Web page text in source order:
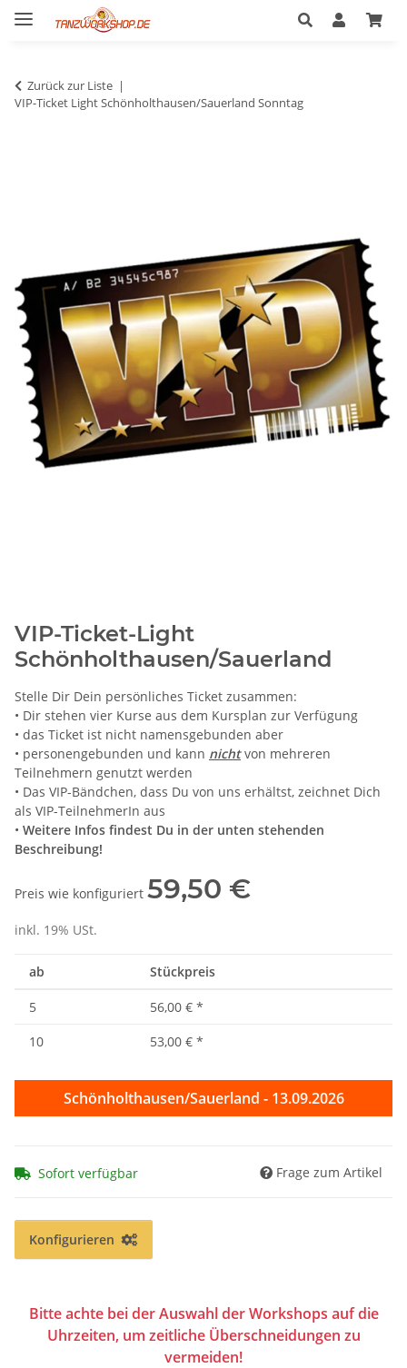
Zurück zur Liste
VIP-Ticket Light Schönholthausen/Sauerland Sonntag
VIP-Ticket-Light
Schönholthausen/Sauerland
Stelle Dir Dein persönliches Ticket zusammen:
• Dir stehen vier Kurse aus dem Kursplan zur Verfügung
• das Ticket ist nicht namensgebunden aber
• personengebunden und kann nichtvon mehreren
Teilnehmern genutzt werden
• Das VIP-Bändchen, dass Du von uns erhältst, zeichnet Dich
als VIP-TeilnehmerIn aus
• Weitere Infos findest Du in der unten stehenden
Beschreibung!
Preis wie konfiguriert 59,50 €
inkl. 19% USt.
ab Stückpreis
5 56,00 € *
10
53,00 € *
Schönholthausen/Sauerland - 13.09.2026
Sofort verfügbar Frage zum Artikel
Konfigurieren
Bitte achte bei der Auswahl der Workshops auf die
Uhrzeiten, um zeitliche Überschneidungen zu
vermeiden!